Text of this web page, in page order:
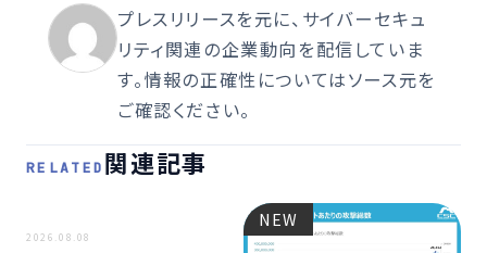
プレスリリースを元に、サイバーセキュ
リティ関連の企業動向を配信していま
す。情報の正確性についてはソース元を
ご確認ください。
RELATED 関連記事
2026.08.08
NEW